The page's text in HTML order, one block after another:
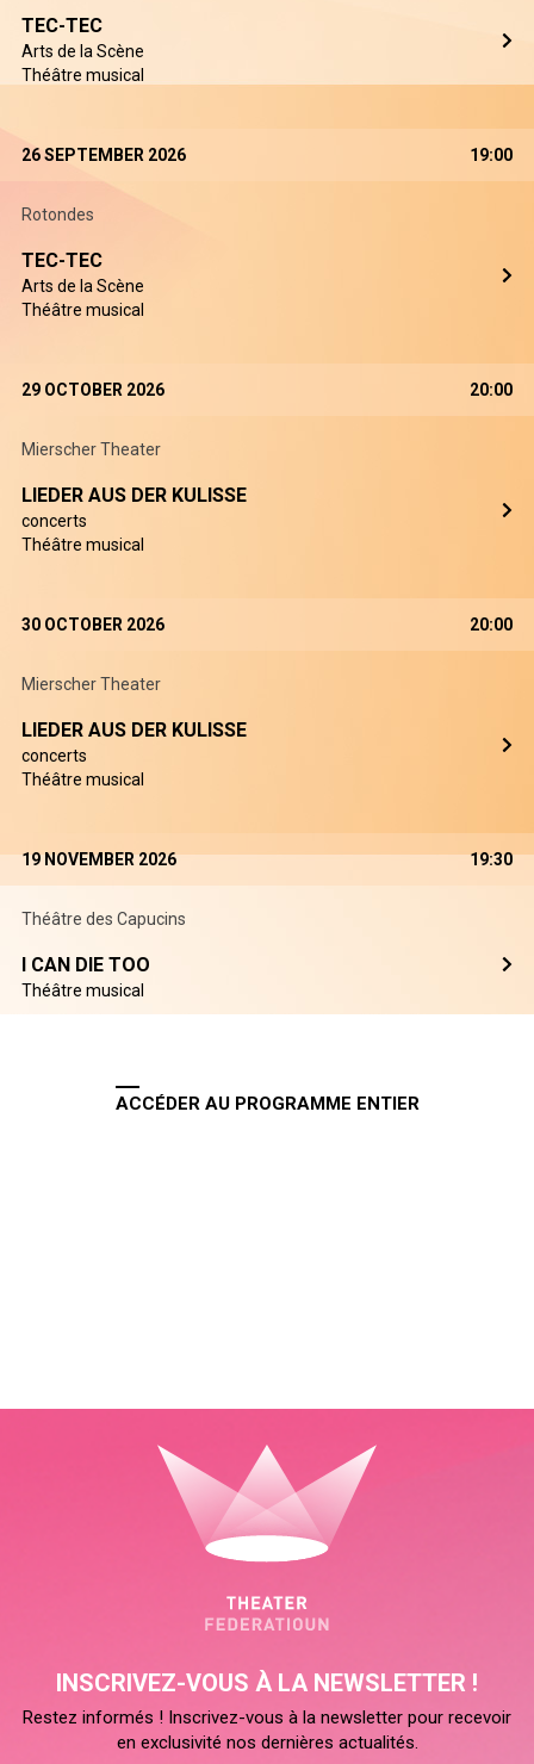
TEC-TEC
Arts de la Scène
Théâtre musical
26 SEPTEMBER 2026 19:00
Rotondes
TEC-TEC
Arts de la Scène
Théâtre musical
29 OCTOBER 2026 20:00
Mierscher Theater
LIEDER AUS DER KULISSE
concerts
Théâtre musical
30 OCTOBER 2026 20:00
Mierscher Theater
LIEDER AUS DER KULISSE
concerts
Théâtre musical
19 NOVEMBER 2026 19:30
Théâtre des Capucins
I CAN DIE TOO
Théâtre musical
ACCÉDER AU PROGRAMME ENTIER
INSCRIVEZ-VOUS À LA NEWSLETTER !
Restez informés ! Inscrivez-vous à la newsletter pour recevoir
en exclusivité nos dernières actualités.